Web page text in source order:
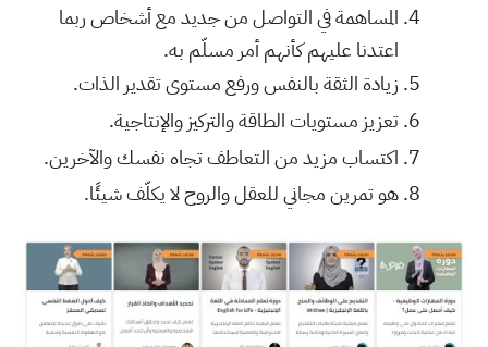
المساهمة في التواصل من جديد مع أشخاص ربما
اعتدنا عليهم كأنهم أمر مسلّم به.
زيادة الثقة بالنفس ورفع مستوى تقدير الذات.
تعزيز مستويات الطاقة والتركيز والإنتاجية.
اكتساب مزيد من التعاطف تجاه نفسك والآخرين.
هو تمرين مجاني للعقل والروح لا يكلّف شيئًا.